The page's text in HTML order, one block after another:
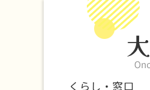
くらし・窓口